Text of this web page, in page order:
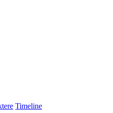
Timeline